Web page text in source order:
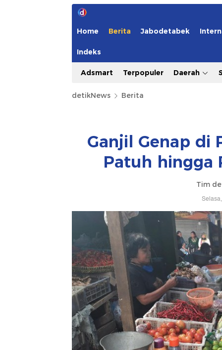
Home Berita Jabodetabek
Indeks
Adsmart Terpopuler Daerah
detikNews Berita
Ganjil Genap di
Patuh hingga
Tim